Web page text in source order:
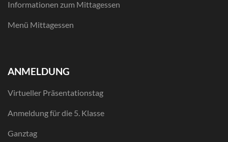
Informationen zum Mittagessen
Menü Mittagessen
ANMELDUNG
Virtueller Präsentationstag
Anmeldung für die 5. Klasse
Ganztag